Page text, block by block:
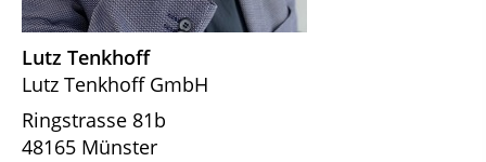
Lutz Tenkhoff
Lutz Tenkhoff GmbH
Ringstrasse 81b
48165 Münster